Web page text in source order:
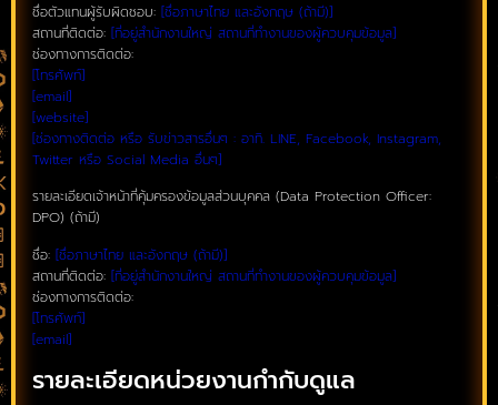
ชื่อตัวแทนผู้รับผิดชอบ: [ชื่อภาษาไทย และอังกฤษ (ถ้ามี)]
สถานที่ติดต่อ: [ที่อยู่สำนักงานใหญ่ สถานที่ทำงานของผู้ควบคุมข้อมูล]
ช่องทางการติดต่อ:
[โทรศัพท์]
[email]
[website]
[ช่องทางติดต่อ หรือ รับข่าวสารอื่นๆ : อาทิ. LINE, Facebook, Instagram,
Twitter หรือ Social Media อื่นๆ]
รายละเอียดเจ้าหน้าที่คุ้มครองข้อมูลส่วนบุคคล (Data Protection Officer:
DPO) (ถ้ามี)
ชื่อ: [ชื่อภาษาไทย และอังกฤษ (ถ้ามี)]
สถานที่ติดต่อ: [ที่อยู่สำนักงานใหญ่ สถานที่ทำงานของผู้ควบคุมข้อมูล]
ช่องทางการติดต่อ:
[โทรศัพท์]
[email]
รายละเอียดหน่วยงานกำกับดูแล